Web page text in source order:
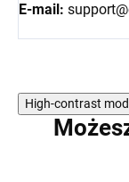
E-mail:
High-contrast